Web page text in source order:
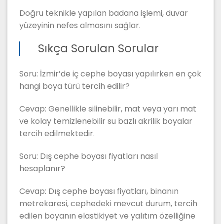
Doğru teknikle yapılan badana işlemi, duvar
yüzeyinin nefes almasını sağlar.
Sıkça Sorulan Sorular
Soru: İzmir’de iç cephe boyası yapılırken en çok
hangi boya türü tercih edilir?
Cevap: Genellikle silinebilir, mat veya yarı mat
ve kolay temizlenebilir su bazlı akrilik boyalar
tercih edilmektedir.
Soru: Dış cephe boyası fiyatları nasıl
hesaplanır?
Cevap: Dış cephe boyası fiyatları, binanın
metrekaresi, cephedeki mevcut durum, tercih
edilen boyanın elastikiyet ve yalıtım özelliğine